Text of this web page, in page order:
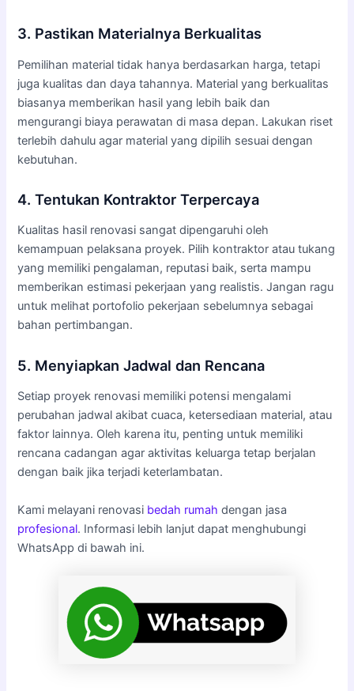
3. Pastikan Materialnya Berkualitas
Pemilihan material tidak hanya berdasarkan harga, tetapi
juga kualitas dan daya tahannya. Material yang berkualitas
biasanya memberikan hasil yang lebih baik dan
mengurangi biaya perawatan di masa depan. Lakukan riset
terlebih dahulu agar material yang dipilih sesuai dengan
kebutuhan.
4. Tentukan Kontraktor Terpercaya
Kualitas hasil renovasi sangat dipengaruhi oleh
kemampuan pelaksana proyek. Pilih kontraktor atau tukang
yang memiliki pengalaman, reputasi baik, serta mampu
memberikan estimasi pekerjaan yang realistis. Jangan ragu
untuk melihat portofolio pekerjaan sebelumnya sebagai
bahan pertimbangan.
5. Menyiapkan Jadwal dan Rencana
Setiap proyek renovasi memiliki potensi mengalami
perubahan jadwal akibat cuaca, ketersediaan material, atau
faktor lainnya. Oleh karena itu, penting untuk memiliki
rencana cadangan agar aktivitas keluarga tetap berjalan
dengan baik jika terjadi keterlambatan.
Kami melayani renovasi bedah rumah dengan jasa
profesional. Informasi lebih lanjut dapat menghubungi
WhatsApp di bawah ini.